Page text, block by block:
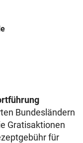
Bundesländern
Gratisaktionen
für